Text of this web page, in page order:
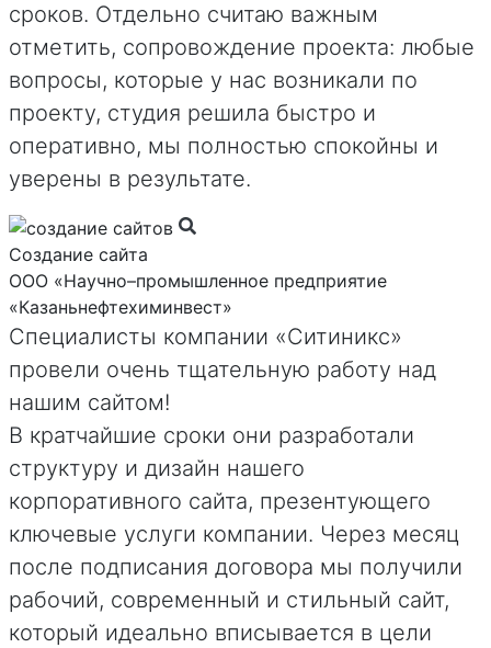
сроков. Отдельно считаю важным
отметить, сопровождение проекта: любые
вопросы, которые у нас возникали по
проекту, студия решила быстро и
оперативно, мы полностью спокойны и
уверены в результате.
Создание сайта
ООО «Научно–промышленное предприятие
«Казаньнефтехиминвест»
Специалисты компании «Ситиникс»
провели очень тщательную работу над
нашим сайтом!
В кратчайшие сроки они разработали
структуру и дизайн нашего
корпоративного сайта, презентующего
ключевые услуги компании. Через месяц
после подписания договора мы получили
рабочий, современный и стильный сайт,
который идеально вписывается в цели